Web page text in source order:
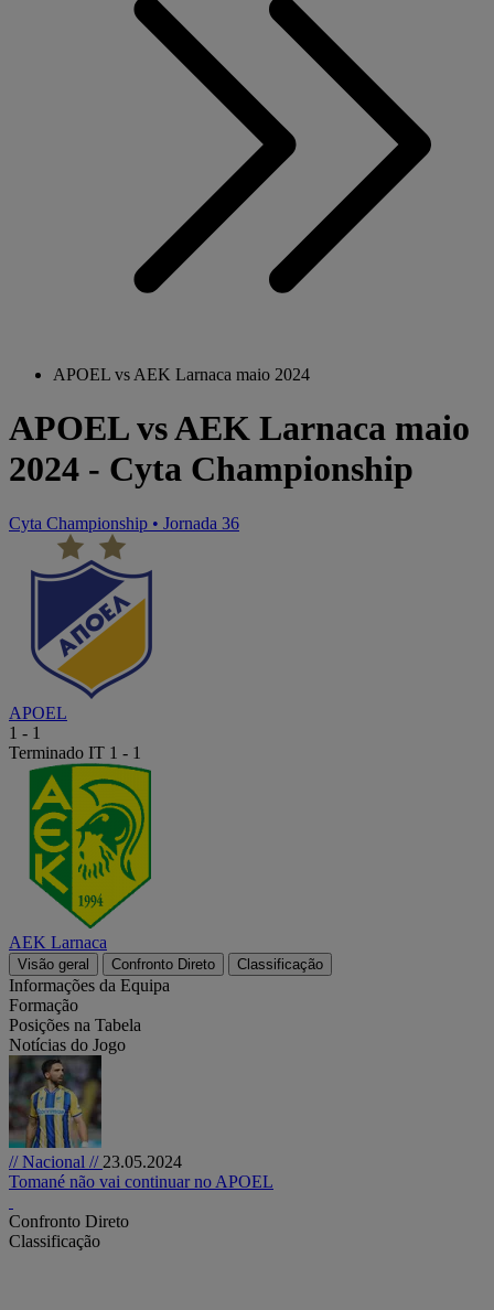
APOEL vs AEK Larnaca maio 2024
APOEL vs AEK Larnaca maio
2024 - Cyta Championship
Cyta Championship • Jornada 36
APOEL
1 - 1
Terminado IT 1 - 1
AEK Larnaca
Visão geral Confronto Direto Classificação
Informações da Equipa
Formação
Posições na Tabela
Notícias do Jogo
// Nacional // 23.05.2024
Tomané não vai continuar no APOEL
Confronto Direto
Classificação